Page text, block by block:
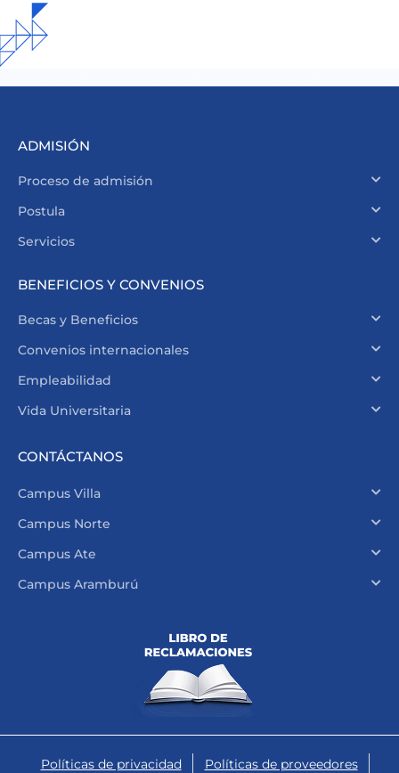
ADMISIÓN
Proceso de admisión
Postula
Servicios
BENEFICIOS Y CONVENIOS
Becas y Beneficios
Convenios internacionales
Empleabilidad
Vida Universitaria
CONTÁCTANOS
Campus Villa
Campus Norte
Campus Ate
Campus Aramburú
Políticas de privacidad Políticas de proveedores